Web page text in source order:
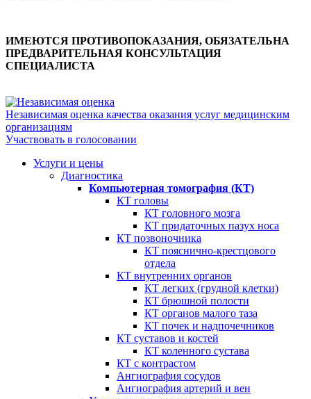
ИМЕЮТСЯ ПРОТИВОПОКАЗАНИЯ, ОБЯЗАТЕЛЬНА
ПРЕДВАРИТЕЛЬНАЯ КОНСУЛЬТАЦИЯ
СПЕЦИАЛИСТА
Независимая оценка качества оказания услуг медицинским
организациям
Участвовать в голосовании
Услуги и цены
Диагностика
Компьютерная томография (КТ)
КТ головы
КТ головного мозга
КТ придаточных пазух носа
КТ позвоночника
КТ пояснично-крестцового
отдела
КТ внутренних органов
КТ легких (грудной клетки)
КТ брюшной полости
КТ органов малого таза
КТ почек и надпочечников
КТ суставов и костей
КТ коленного сустава
КТ с контрастом
Ангиография сосудов
Ангиография артерий и вен